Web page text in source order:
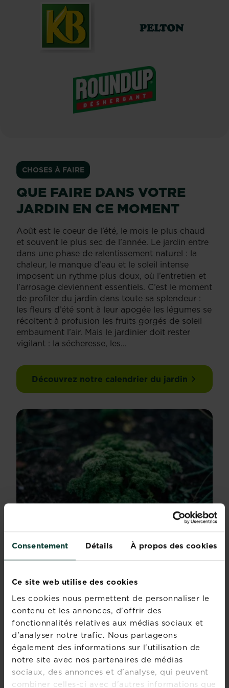
Consentement Détails À propos des cookies
Ce site web utilise des cookies
Les cookies nous permettent de personnaliser le
contenu et les annonces, d'offrir des
fonctionnalités relatives aux médias sociaux et
d'analyser notre trafic. Nous partageons
également des informations sur l'utilisation de
notre site avec nos partenaires de médias
sociaux, des annonces et d'analyse, qui peuvent
combiner celles-ci avec d'autres informations que
CHOSES À FAIRE
QUE FAIRE DANS VOTRE
JARDIN EN CE MOMENT
Août est le coeur de l’été, le mois le plus chaud
et souvent le plus sec de l’année. Le jardin entre
dans une phase de ralentissement naturel : la
chaleur, le manque d’eau et le soleil intense
imposent un rythme plus doux, où l’entretien et
l’arrosage deviennent essentiels. C’est le moment
de profiter du jardin dans toute sa splendeur :
les fleurs d’été sont à leur apogée les légumes se
récoltent à profusion les fruits gorgés de soleil
embaument l’air. Mais le jardinier doit rester
vigilant : la sécheresse, les...
Découvrez notre calendrier du jardin
LES PRODUITS À UTILISER
EN JUILLET
Des produits de jardinage pour cultiver
votre potager, prendre soin de vos plantes
et lutter contre les insectes de la maison:
du terreau, de l'engrais, des produits de
soin, des désherbants et des insecticides